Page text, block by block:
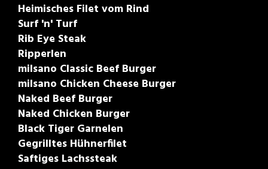
Heimisches Filet vom Rind
Surf 'n' Turf
Rib Eye Steak
Ripperlen
milsano Classic Beef Burger
milsano Chicken Cheese Burger
Naked Beef Burger
Naked Chicken Burger
Black Tiger Garnelen
Gegrilltes Hühnerfilet
Saftiges Lachssteak